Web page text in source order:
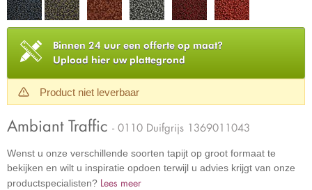
Binnen 24 uur een offerte op maat?
Upload hier uw plattegrond
Product niet leverbaar
Ambiant Traffic - 0110 Duifgrijs 1369011043
Wenst u onze verschillende soorten tapijt op groot formaat te
bekijken en wilt u inspiratie opdoen terwijl u advies krijgt van onze
productspecialisten? Lees meer